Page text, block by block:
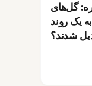
گل‌های
یک روند
شدند؟